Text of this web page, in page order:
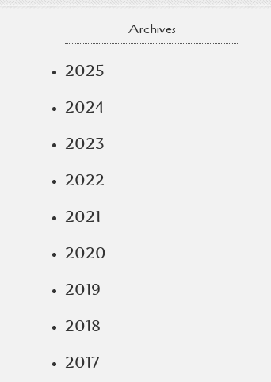
Archives
2025
2024
2023
2022
2021
2020
2019
2018
2017